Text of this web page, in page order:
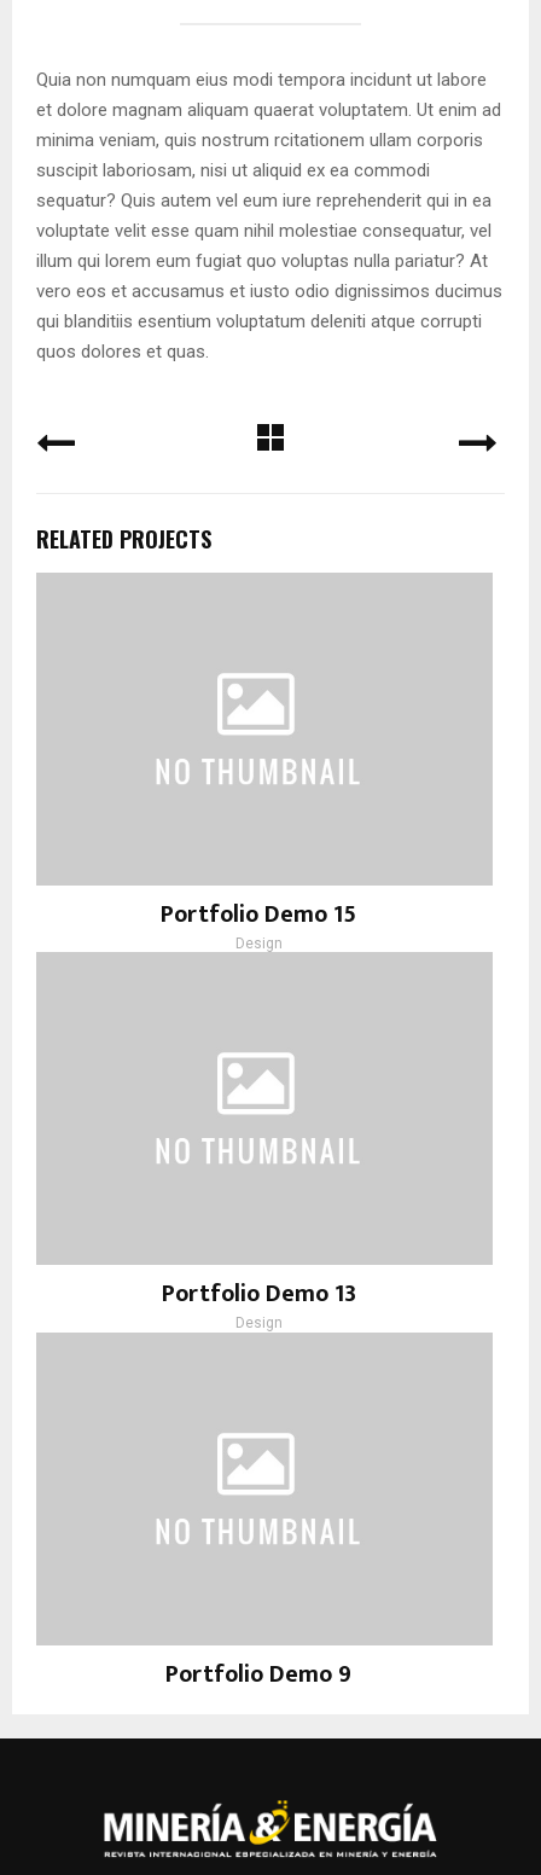
Quia non numquam eius modi tempora incidunt ut labore
et dolore magnam aliquam quaerat voluptatem. Ut enim ad
minima veniam, quis nostrum rcitationem ullam corporis
suscipit laboriosam, nisi ut aliquid ex ea commodi
sequatur? Quis autem vel eum iure reprehenderit qui in ea
voluptate velit esse quam nihil molestiae consequatur, vel
illum qui lorem eum fugiat quo voluptas nulla pariatur? At
vero eos et accusamus et iusto odio dignissimos ducimus
qui blanditiis esentium voluptatum deleniti atque corrupti
quos dolores et quas.
RELATED PROJECTS
Portfolio Demo 15
Design
Portfolio Demo 13
Design
Portfolio Demo 9